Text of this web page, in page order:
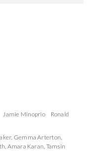
Jamie Minoprio
Ronald
, Gemma Arterton,
, Amara Karan, Tamsin